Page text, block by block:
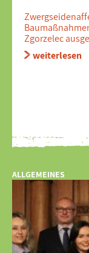
Zgorzelec
weiterlesen
ALLGEMEINES